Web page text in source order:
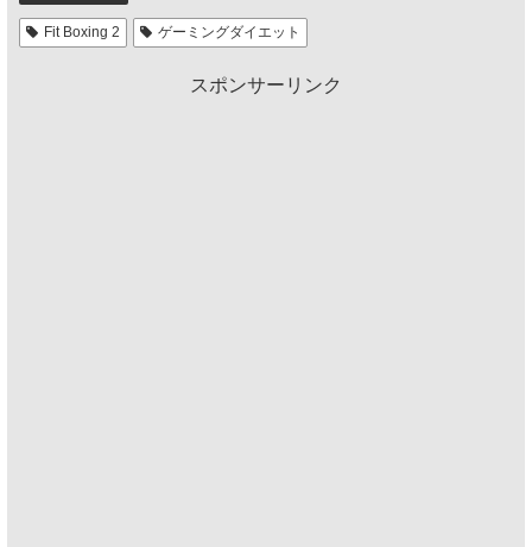
Fit Boxing 2 ゲーミングダイエット
スポンサーリンク